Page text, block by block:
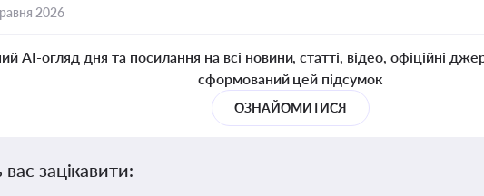
2026
AI-огляд дня та посилання на всі новини, статті, відео, офіційні
сформований цей підсумок
ОЗНАЙОМИТИСЯ
зацікавити: